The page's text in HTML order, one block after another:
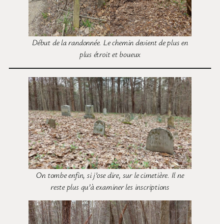
Début de la randonnée. Le chemin devient de plus en
plus étroit et boueux
On tombe enfin, si j’ose dire, sur le cimetière. Il ne
reste plus qu’à examiner les inscriptions